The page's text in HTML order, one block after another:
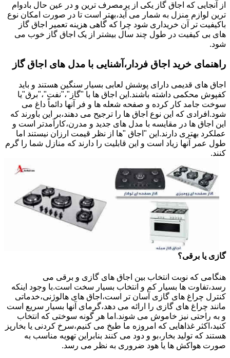
از آنجایی که اجاق گاز یکی از پرمصرف ترین و در عین حال بادوام
ترین لوازم منزل به شمار می آید،بهتر است تا در صورت امکان نوع
باکیفیت تر آن خریداری شود چرا که گاهی هزینه تعمیر اجاق گاز
های بی کیفیت در طول چند سال بیشتر از یک اجاق گاز خوب می
شود.
راهنمای خرید اجاق فردار،آشنایی با مدل های اجاق گاز
اجاق های قدیمی دارای پوشش لعابی بسیار سنگین هستند و باید
کفپوش محکمی داشته باشند.این اجاق ها با "گاز"،"نفت"،"برق"یا
سوخت جامد کار کرده و صفحه شعله ها و فر آنها دائماً داغ می
شود.افرادی که این نوع اجاق ها را ترجیح می دهند،بر این باورند که
این اجاق ها در مقایسه با مدل های جدید و مدرن،کارآمدتر است و
عملکرد بهتری دارند.این "اجاق "ها از نظر قیمت ارزان نیستند اما
طول عمر آنها زیاد است و این قابلیت را دارند که منازل شما را گرم
کنند.
گازی یا برقی؟
هنگامی که نوبت انتخاب بین اجاق های گازی و برقی می
رسد،تفاوت ها بسیار کم و انتخاب بسیار سخت است.با وجود اینکه
کنترل چراغ های گازی آسان تر است،اجاق های هالوژنی،خدماتی
مانند چراغ های گازی را ارائه می دهد،گرمای آنها بسیار سریع است
و به راحتی نیز خاموش می شوند.اما هر گونه سوختی که انتخاب
کنید،اکثر غذاهایی که امروزه ما طبخ می کنیم،سرخ کردنی یا بخارپز
هستند که تولید بخار،بو و دود می کنند بنابراین تهویه مناسب به
صورت هواکش ها یا هود ضروری به نظر می رسد.